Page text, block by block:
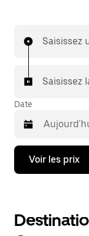
Saisissez
Saisissez
Date
Appuyez
la
bas
pour
Voir les prix